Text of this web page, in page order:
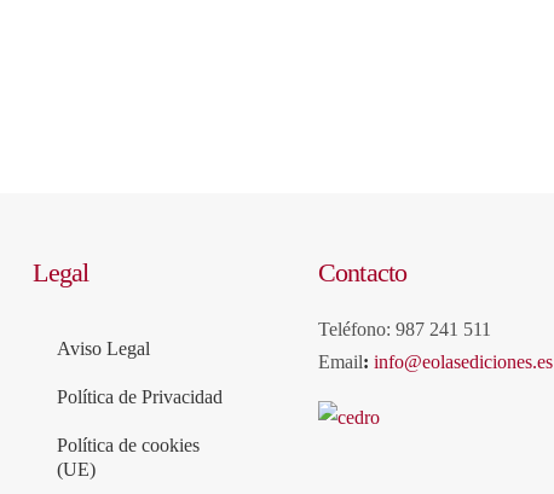
Legal
Aviso Legal
Política de Privacidad
Política de cookies
(UE)
Contacto
Teléfono: 987 241 511
Email: info@eolasediciones.es